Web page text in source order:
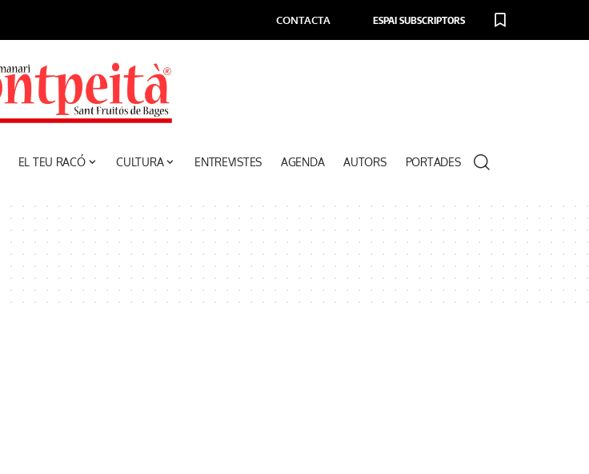
CONTACTA ESPAI SUBSCRIPTORS
EL TEU RACÓ CULTURA ENTREVISTES AGENDA AUTORS PORTADES